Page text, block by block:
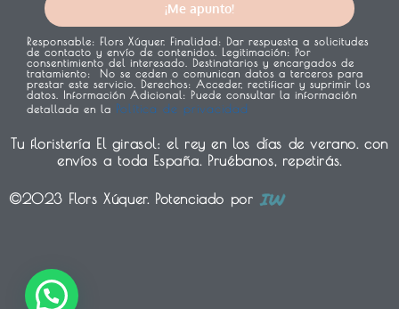
¡Me apunto!
Responsable: Flors Xúquer. Finalidad: Dar respuesta a solicitudes
de contacto y envío de contenidos. Legitimación: Por
consentimiento del interesado. Destinatarios y encargados de
tratamiento: No se ceden o comunican datos a terceros para
prestar este servicio. Derechos: Acceder, rectificar y suprimir los
datos. Información Adicional: Puede consultar la información
detallada en la Política de privacidad
Tu floristería El girasol: el rey en los días de verano. con
envíos a toda España. Pruébanos, repetirás.
©2023 Flors Xúquer. Potenciado por